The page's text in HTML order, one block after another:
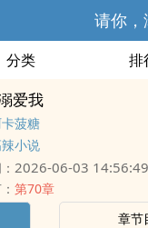
请你
分类 排
爱我
菠糖
小说
2026-06-03 14:56:49
第70章
章节